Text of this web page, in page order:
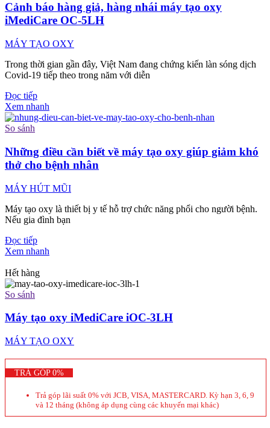
Cảnh báo hàng giả, hàng nhái máy tạo oxy
iMediCare OC-5LH
MÁY TẠO OXY
Trong thời gian gần đây, Việt Nam đang chứng kiến làn sóng dịch
Covid-19 tiếp theo trong năm với diễn
Đọc tiếp
Xem nhanh
So sánh
Những điều cần biết về máy tạo oxy giúp giảm khó
thở cho bệnh nhân
MÁY HÚT MŨI
Máy tạo oxy là thiết bị y tế hỗ trợ chức năng phổi cho người bệnh.
Nếu gia đình bạn
Đọc tiếp
Xem nhanh
Hết hàng
So sánh
Máy tạo oxy iMediCare iOC-3LH
MÁY TẠO OXY
TRẢ GÓP 0%
Trả góp lãi suất 0% với JCB, VISA, MASTERCARD. Kỳ hạn 3, 6, 9
và 12 tháng (không áp dụng cùng các khuyến mại khác)